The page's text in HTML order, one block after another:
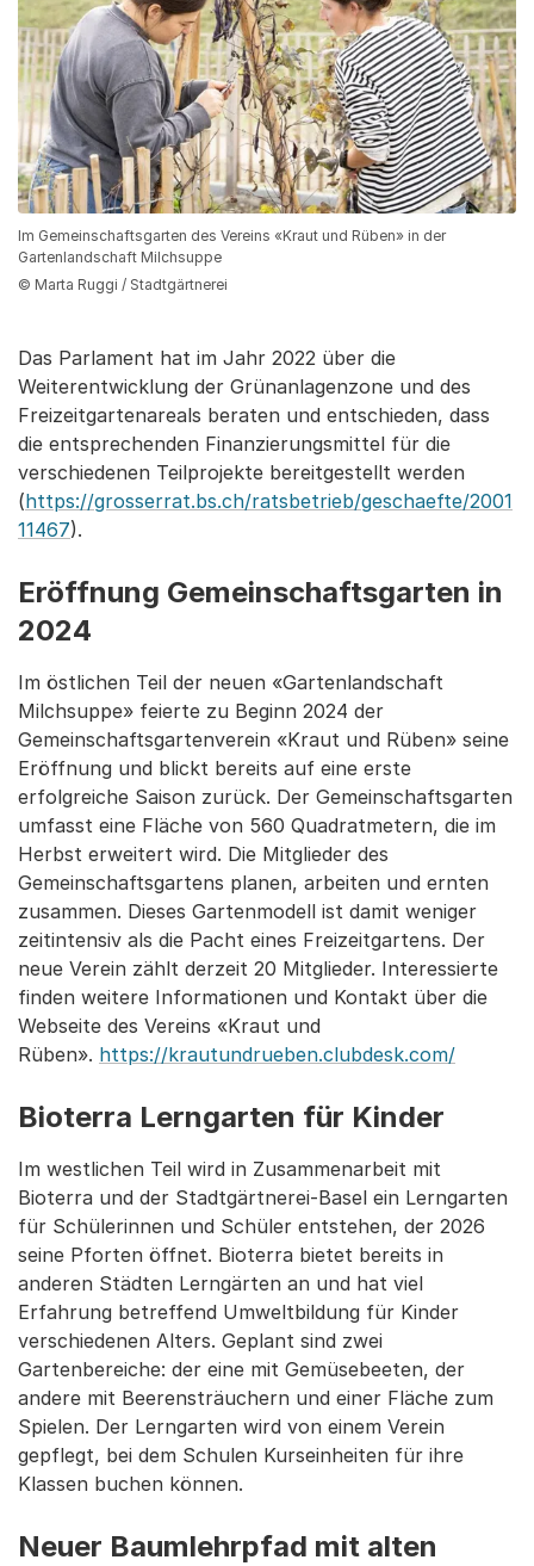
Im Gemeinschaftsgarten des Vereins «Kraut und Rüben» in der
Gartenlandschaft Milchsuppe
© Marta Ruggi / Stadtgärtnerei
Das Parlament hat im Jahr 2022 über die
Weiterentwicklung der Grünanlagenzone und des
Freizeitgartenareals beraten und entschieden, dass
die entsprechenden Finanzierungsmittel für die
verschiedenen Teilprojekte bereitgestellt werden
(https://grosserrat.bs.ch/ratsbetrieb/geschaefte/2001
11467).
Eröffnung Gemeinschaftsgarten in
2024
Im östlichen Teil der neuen «Gartenlandschaft
Milchsuppe» feierte zu Beginn 2024 der
Gemeinschaftsgartenverein «Kraut und Rüben» seine
Eröffnung und blickt bereits auf eine erste
erfolgreiche Saison zurück. Der Gemeinschaftsgarten
umfasst eine Fläche von 560 Quadratmetern, die im
Herbst erweitert wird. Die Mitglieder des
Gemeinschaftsgartens planen, arbeiten und ernten
zusammen. Dieses Gartenmodell ist damit weniger
zeitintensiv als die Pacht eines Freizeitgartens. Der
neue Verein zählt derzeit 20 Mitglieder. Interessierte
finden weitere Informationen und Kontakt über die
Webseite des Vereins «Kraut und
Rüben». https://krautundrueben.clubdesk.com/
Bioterra Lerngarten für Kinder
Im westlichen Teil wird in Zusammenarbeit mit
Bioterra und der Stadtgärtnerei-Basel ein Lerngarten
für Schülerinnen und Schüler entstehen, der 2026
seine Pforten öffnet. Bioterra bietet bereits in
anderen Städten Lerngärten an und hat viel
Erfahrung betreffend Umweltbildung für Kinder
verschiedenen Alters. Geplant sind zwei
Gartenbereiche: der eine mit Gemüsebeeten, der
andere mit Beerensträuchern und einer Fläche zum
Spielen. Der Lerngarten wird von einem Verein
gepflegt, bei dem Schulen Kurseinheiten für ihre
Klassen buchen können.
Neuer Baumlehrpfad mit alten